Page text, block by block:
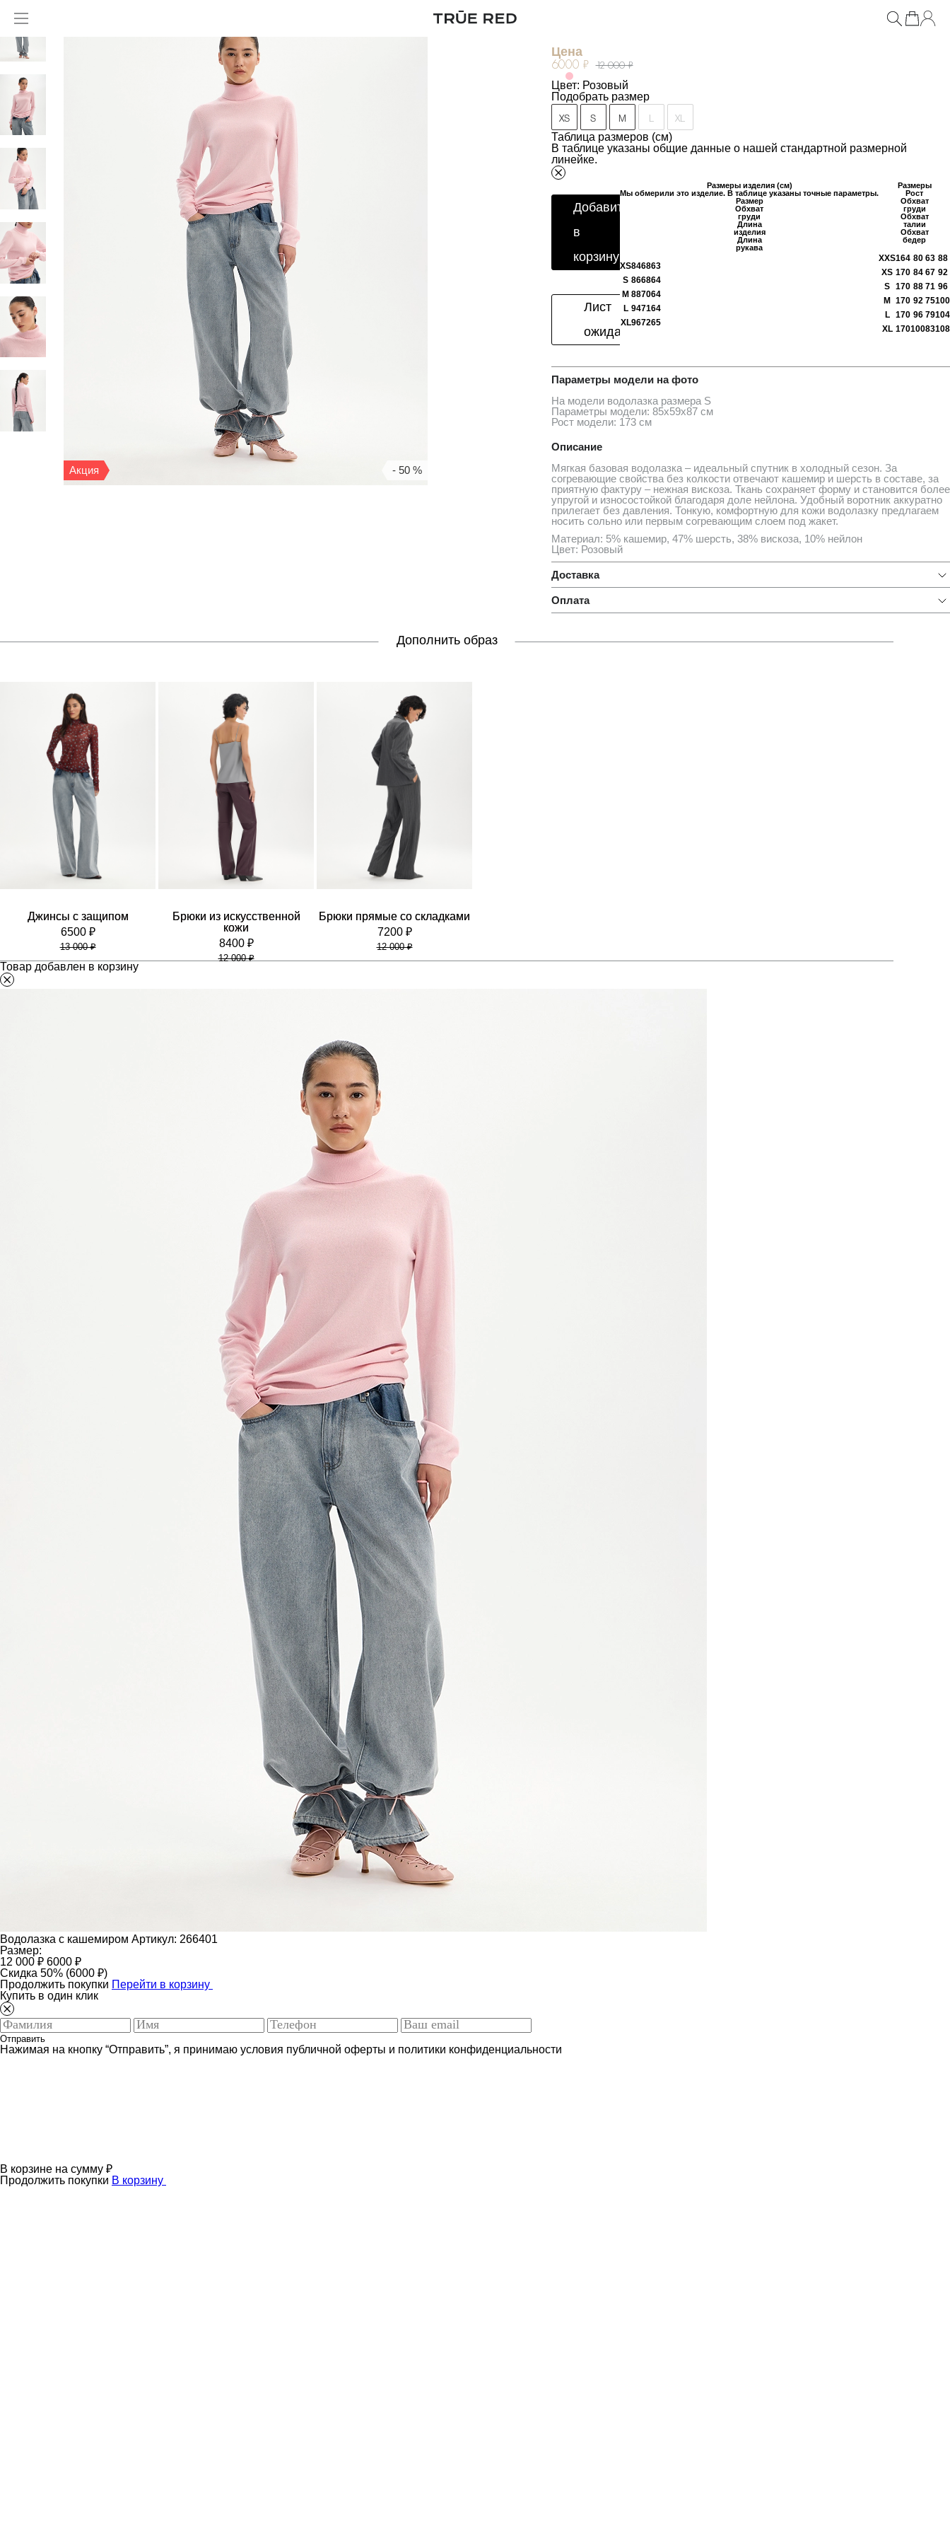
- 50 %
Акция
Цена
6000 ₽ 12 000 ₽
Цвет: Розовый
Подобрать размер
XS S M XL
Таблица размеров (см)
В таблице указаны общие данные о нашей стандартной размерной
линейке.
Размеры
Рост
Обхват
груди
Обхват
талии
Обхват
бедер
XXS164 80 63 88
XS 170 84 67 92
S 170 88 71 96
M
170 92 75100
L
170 96 79104
XL 17010083108
Размеры изделия (см)
Мы обмерили это изделие. В таблице указаны точные параметры.
Размер
Обхват
груди
Длина
изделия
Длина
рукава
XS846863
S 866864
M 887064
L 947164
XL967265
Добавить
в
корзину
Лист
ожидания
Параметры модели на фото
На модели водолазка размера S
Параметры модели: 85х59х87 см
Рост модели: 173 см
Описание
Мягкая базовая водолазка – идеальный спутник в холодный сезон. За
согревающие свойства без колкости отвечают кашемир и шерсть в составе, за
приятную фактуру – нежная вискоза. Ткань сохраняет форму и становится более
упругой и износостойкой благодаря доле нейлона. Удобный воротник аккуратно
прилегает без давления. Тонкую, комфортную для кожи водолазку предлагаем
носить сольно или первым согревающим слоем под жакет.
Материал: 5% кашемир, 47% шерсть, 38% вискоза, 10% нейлон
Цвет: Розовый
Доставка
Оплата
Дополнить образ
Джинсы с защипом
6500 ₽
13 000 ₽
Брюки из искусственной
кожи
8400 ₽
12 000 ₽
Брюки прямые со складками
7200 ₽
12 000 ₽
Товар добавлен в корзину
Водолазка с кашемиром Артикул: 266401
Размер:
12 000 ₽ 6000 ₽
Скидка 50% (6000 ₽)
Продолжить покупки Перейти в корзину
Купить в один клик
Отправить
Нажимая на кнопку “Отправить”, я принимаю условия публичной оферты и политики конфиденциальности
В корзине на сумму ₽
Продолжить покупки В корзину